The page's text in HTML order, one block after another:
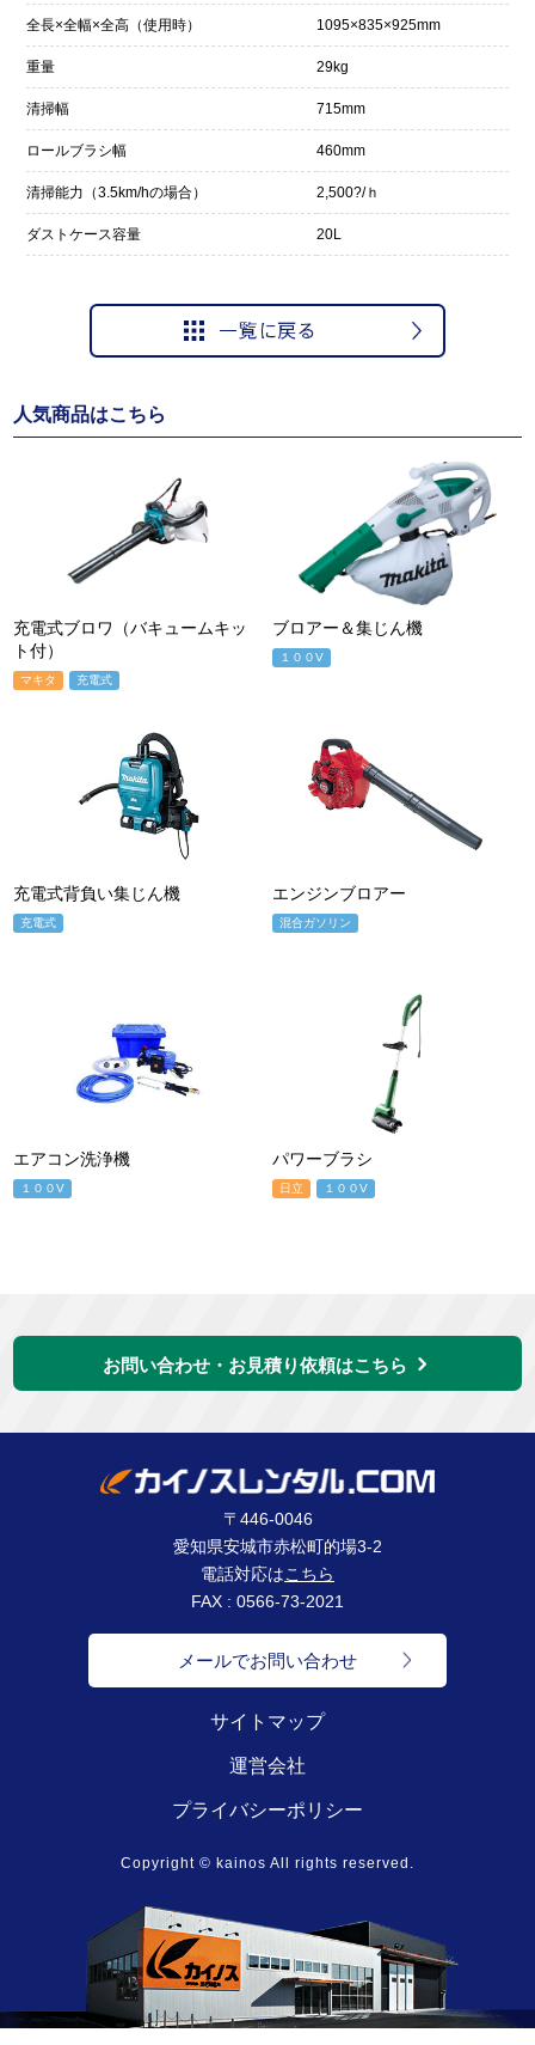
全長×全幅×全高（使用時） 1095×835×925mm
重量 29kg
清掃幅 715mm
ロールブラシ幅 460mm
清掃能力（3.5km/hの場合） 2,500?/ｈ
ダストケース容量 20L
人気商品はこちら
充電式ブロワ（バキュームキッ
ト付）
マキタ 充電式
ブロアー＆集じん機
１００V
充電式背負い集じん機
充電式
エンジンブロアー
混合ガソリン
エアコン洗浄機
１００V
パワーブラシ
日立 １００V
お問い合わせ・お見積り依頼はこちら
〒446-0046
愛知県安城市赤松町的場3-2
電話対応はこちら
FAX : 0566-73-2021
メールでお問い合わせ
サイトマップ
運営会社
プライバシーポリシー
Copyright © kainos All rights reserved.